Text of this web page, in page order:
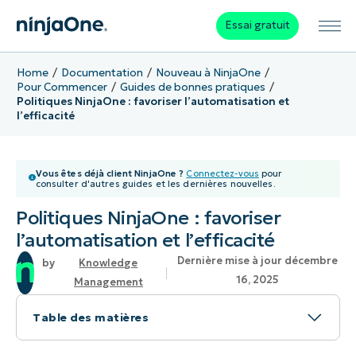
Essai gratuit
Home Documentation
Nouveau à NinjaOne
Pour Commencer
Guides de bonnes pratiques
Politiques NinjaOne : favoriser l’automatisation et
l’efficacité
Vous êtes déjà client NinjaOne ? Connectez-vous pour
consulter d'autres guides et les dernières nouvelles.
Politiques NinjaOne : favoriser
l’automatisation et l’efficacité
Knowledge
Management
Dernière mise à jour décembre
16, 2025
Table des matières
Table des matières :